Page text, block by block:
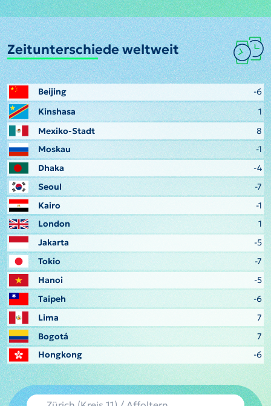
Zeitunterschiede weltweit
Beijing
-6
Kinshasa
1
Mexiko-Stadt
8
Moskau
-1
Dhaka
-4
Seoul
-7
Kairo
-1
London
1
Jakarta
-5
Tokio
-7
Hanoi
-5
Taipeh
-6
Lima
7
Bogotá
7
Hongkong
-6